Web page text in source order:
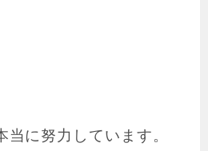
に努力しています。